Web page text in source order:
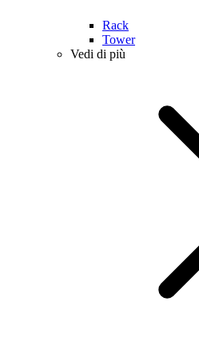
Rack
Tower
Vedi di più